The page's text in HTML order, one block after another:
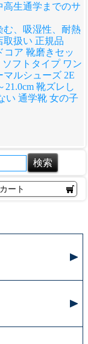
生通学までのサ
む、吸湿性、耐熱
取扱い 正規品
コア 靴磨きセッ
ソフトタイプ ワン
マルシューズ 2E
21.0cm 靴ズレし
い 通学靴 女の子
カート